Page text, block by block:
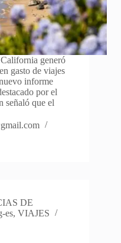
generó
gasto de viajes
informe
por el
señaló que el
DE
es, VIAJES